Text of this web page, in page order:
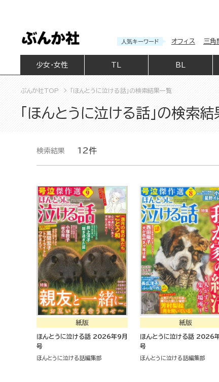
人気キーワード オフィス 三角
少女・女性 BL
ぶんか社TOP 「ほんとうに泣ける話」の検索結果一覧
「ほんとうに泣ける話」の検索
検索結果 12件
紙版
ほんとうに泣ける話 2026年9月
号
ほんとうに泣ける話編集部
紙版
ほんとうに泣ける話 2026年8月
号
ほんとうに泣ける話編集部